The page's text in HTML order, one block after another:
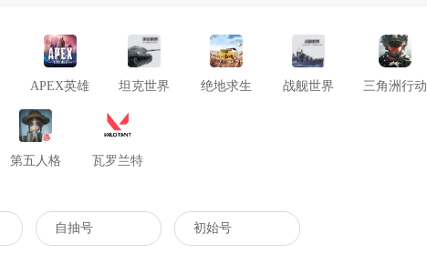
APEX英雄 坦克世界 绝地求生 战舰世界 三角洲行动
第五人格 瓦罗兰特
自抽号 初始号